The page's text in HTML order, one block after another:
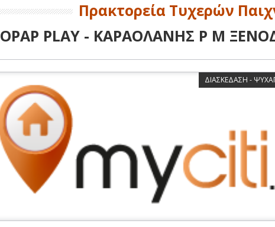
Πρακτορεία Τυχερών
OPAP PLAY - ΚΑΡΑΟΛΑΝΗΣ Ρ Μ
ΔΙΑΣΚΕΔΑΣΗ -